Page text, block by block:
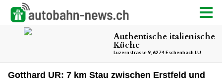
Gotthard UR: 7 km Stau zwischen Erstfeld und